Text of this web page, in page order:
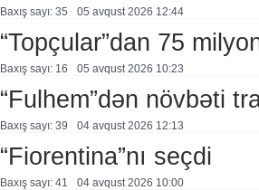
Baxış sayı: 35 05 avqust 2026 12:44
“Topçular”dan 75
Baxış sayı: 16 05 avqust 2026 10:23
“Fulhem”dən növbəti
Baxış sayı: 39 04 avqust 2026 12:13
“Fiorentina”nı seçdi
Baxış sayı: 41 04 avqust 2026 10:00